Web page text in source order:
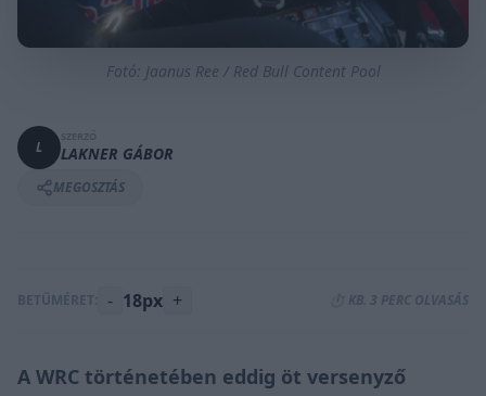
Fotó: Jaanus Ree / Red Bull Content Pool
L LAKNER GÁBOR
MEGOSZTÁS
BETŰMÉRET: - 18px + ⏱️ KB. 3 PERC OLVASÁS
A WRC történetében eddig öt versenyző